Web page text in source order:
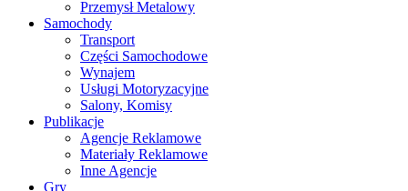
Przemysł Metalowy
Samochody
Transport
Części Samochodowe
Wynajem
Usługi Motoryzacyjne
Salony, Komisy
Publikacje
Agencje Reklamowe
Materiały Reklamowe
Inne Agencje
Gry